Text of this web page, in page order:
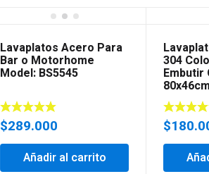
Lavaplatos Acero Para
Bar o Motorhome
Model: BS5545
$289.000
Añadir al carrito
304
Embutir
$